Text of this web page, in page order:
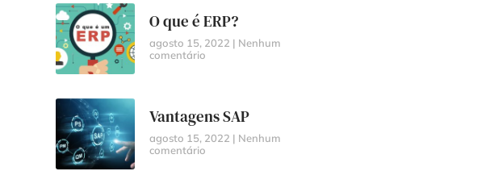
O que é ERP?
agosto 15, 2022
Nenhum
comentário
Vantagens SAP
agosto 15, 2022
Nenhum
comentário